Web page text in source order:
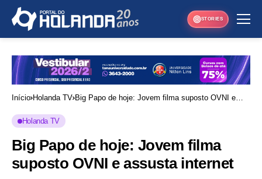
STORIES
Início Holanda TV Big Papo de hoje: Jovem filma suposto OVNI e
Holanda TV
Big Papo de hoje: Jovem filma
suposto OVNI e assusta internet